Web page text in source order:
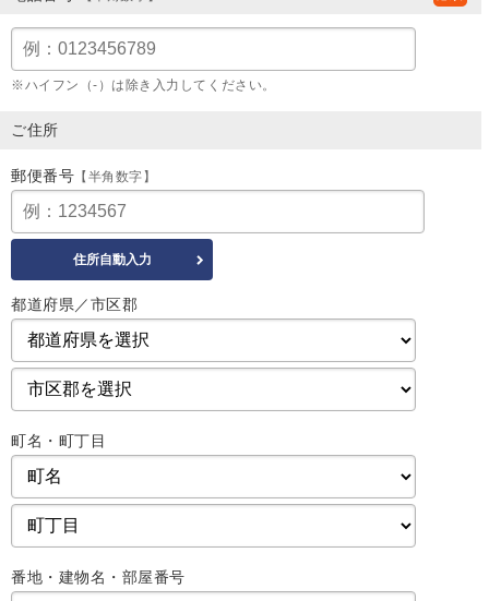
※ハイフン（-）は除き入力してください。
ご住所
郵便番号 【半角数字】
都道府県／市区郡
町名・町丁目
番地・建物名・部屋番号